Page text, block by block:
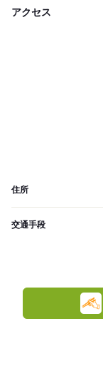
アクセス
住所
交通手段